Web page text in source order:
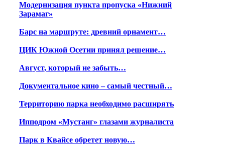
Модернизация пункта пропуска «Нижний
Зарамаг»
Барс на маршруте: древний орнамент…
ЦИК Южной Осетии принял решение…
Август, который не забыть…
Документальное кино – самый честный…
Территорию парка необходимо расширять
Ипподром «Мустанг» глазами журналиста
Парк в Квайсе обретет новую…